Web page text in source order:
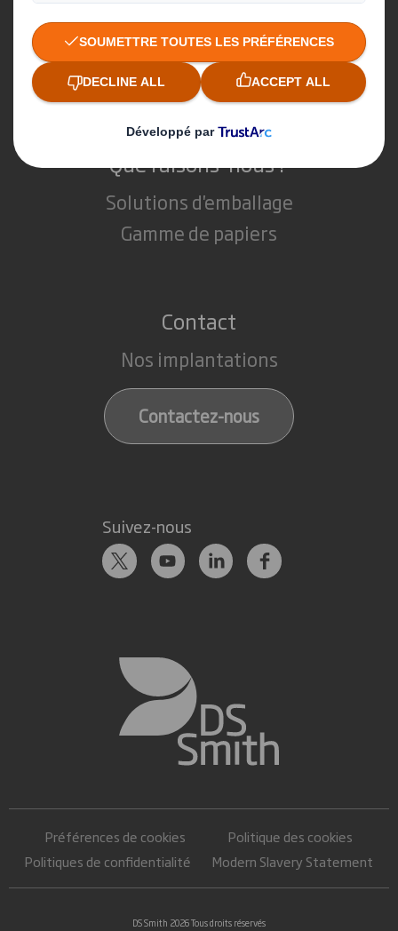
Développement durable
Actualités
Carrière
Que faisons-nous ?
Solutions d'emballage
Gamme de papiers
Contact
Nos implantations
Contactez-nous
Suivez-nous
Préférences de cookies
Politique des cookies
Politiques de confidentialité
Modern Slavery Statement
DS Smith 2026 Tous droits réservés